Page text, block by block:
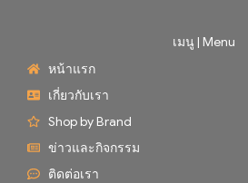
เมนู | Menu
หน้าแรก
เกี่ยวกับเรา
Shop by Brand
ข่าวและกิจกรรม
ติดต่อเรา